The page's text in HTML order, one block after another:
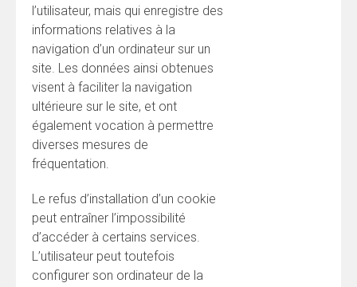
l’utilisateur, mais qui enregistre des
informations relatives à la
navigation d’un ordinateur sur un
site. Les données ainsi obtenues
visent à faciliter la navigation
ultérieure sur le site, et ont
également vocation à permettre
diverses mesures de
fréquentation.
Le refus d’installation d’un cookie
peut entraîner l’impossibilité
d’accéder à certains services.
L’utilisateur peut toutefois
configurer son ordinateur de la